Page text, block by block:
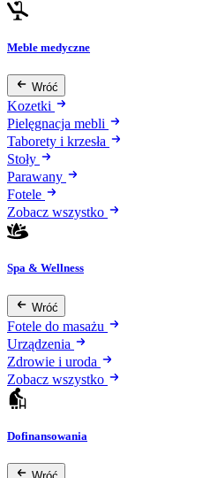
Meble medyczne
Wróć
Kozetki
Pielęgnacja mebli
Taborety i krzesła
Stoły
Parawany
Fotele
Zobacz wszystko
Spa & Wellness
Wróć
Fotele do masażu
Urządzenia
Zdrowie i uroda
Zobacz wszystko
Dofinansowania